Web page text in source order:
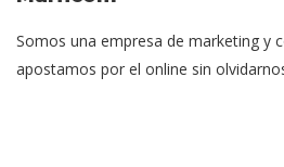
Somos una empresa de marketing y
apostamos por el online sin